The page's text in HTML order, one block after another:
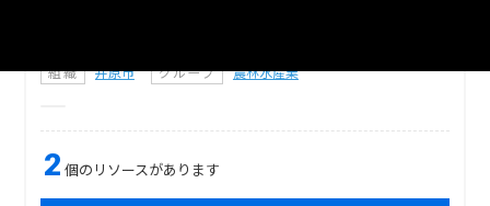
組織 井原市 グループ 農林水産業
2 個のリソースがあります